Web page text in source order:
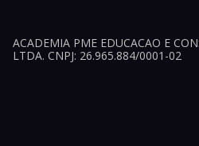
ACADEMIA PME EDUCACAO E
LTDA. CNPJ: 26.965.884/0001-02